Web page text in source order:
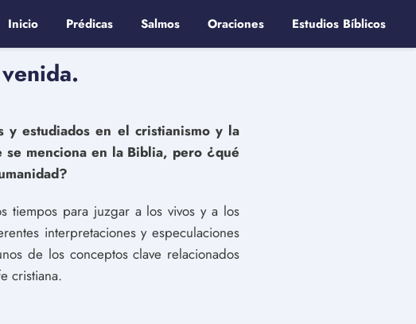
Inicio Prédicas Salmos Oraciones Estudios Bíblicos
y estudiados en el cristianismo y la
se menciona en la Biblia, pero ¿qué
tiempos para juzgar a los vivos y a los
interpretaciones y especulaciones
de los conceptos clave relacionados
cristiana.